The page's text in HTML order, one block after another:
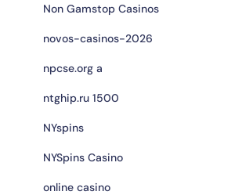
Non Gamstop Casinos
novos-casinos-2026
npcse.org a
ntghip.ru 1500
NYspins
NYSpins Casino
online casino